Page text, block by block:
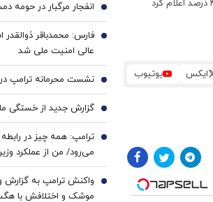
ایکس یوتیوب
انفجار مرگبار در 5
فارس: محمدباقر
عالی امنیت ملی شد
6
نشست محرمانه ترامپ در 7
گزارش جدید از خستگی 8
ترامپ: همه چیز در
می‌رود/ من از عملکرد
9
واکنش ترامپ به
موشک و اختلافش با
10